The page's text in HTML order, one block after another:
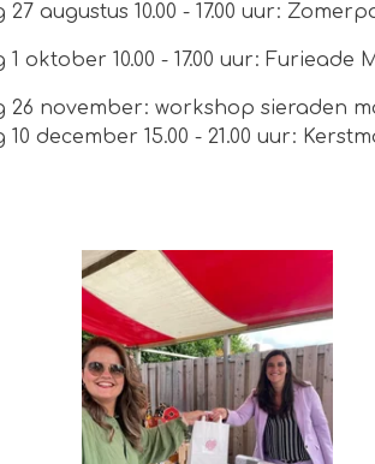
27 augustus 10.00 - 17.00 uur:
oktober 10.00 - 17.00 uur: Furieade
26 november: workshop sieraden
10 december 15.00 - 21.00 uur: